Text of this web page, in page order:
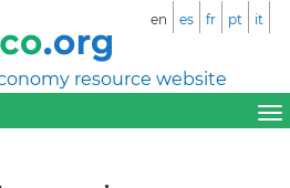
resource website
en es fr pt it